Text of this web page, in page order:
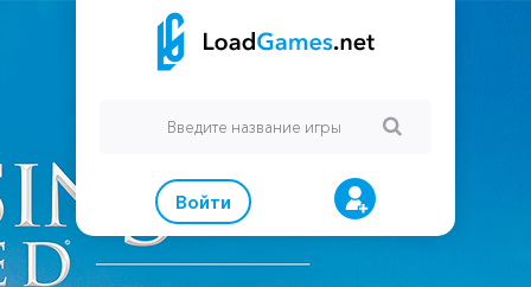
Войти